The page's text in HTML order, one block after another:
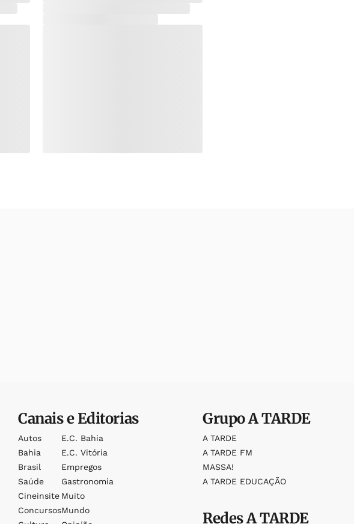
Canais e Editorias
Autos
Bahia
Brasil
Saúde
Cineinsite
Concursos
E.c. Bahia
E.c. Vitória
Empregos
Gastronomia
Muito
Mundo
GrupoA TARDE
A TARDE
A TARDE FM
MASSA!
A TARDE EDUCAÇÃO
RedesA TARDE